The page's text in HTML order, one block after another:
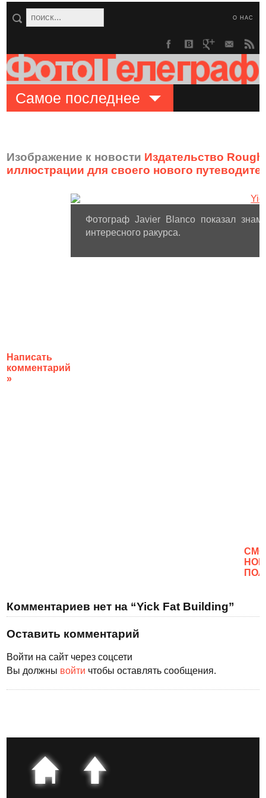
О НАС
Самое последнее
Изображение к новости Издательство
иллюстрации для своего нового
Написать
комментарий
»
Фотограф Javier Blanco показал
интересного ракурса.
Комментариев нет на “Yick Fat Building”
Оставить комментарий
Войти на сайт через соцсети
Вы должны войти чтобы оставлять сообщения.